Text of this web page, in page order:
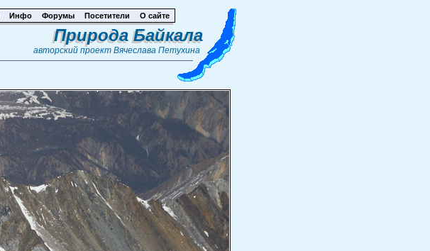
Инфо Форумы Посетители О сайте
Природа Байкала
авторский проект Вячеслава Петухина